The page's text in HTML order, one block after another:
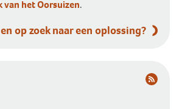
van het Oorsuizen.
op zoek naar een oplossing?